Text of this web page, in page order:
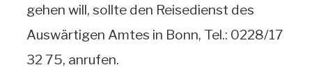
gehen will, sollte den Reisedienst des
Auswärtigen Amtes in Bonn, Tel.: 0228/17
32 75, anrufen.